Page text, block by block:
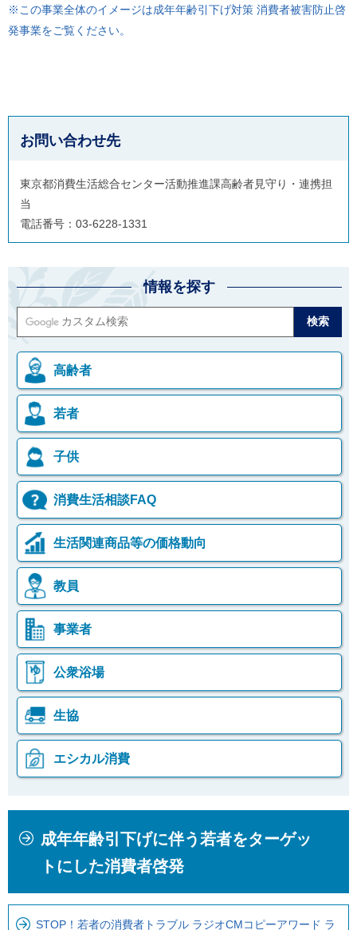
※この事業全体のイメージは成年年齢引下げ対策 消費者被害防止啓
発事業をご覧ください。
お問い合わせ先
東京都消費生活総合センター活動推進課高齢者見守り・連携担
当
電話番号：03-6228-1331
情報を探す
高齢者
若者
子供
消費生活相談FAQ
生活関連商品等の価格動向
教員
事業者
公衆浴場
生協
エシカル消費
ま
で
ロ
ー
成年年齢引下げに伴う若者をターゲッ
トにした消費者啓発
STOP！若者の消費者トラブル ラジオCMコピーアワード ラ